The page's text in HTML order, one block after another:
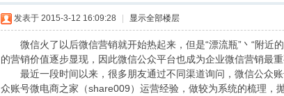
发表于 2015-3-12 16:09:28 显示全部楼层
微信火了以后微信营销就开始热起来，但是“漂流瓶”丶“附近
的营销价值逐步显现，因此微信公众平台也成为企业微信营销最重
最近一段时间以来，很多朋友通过不同渠道询问，微信公众账
众账号微电商之家（share009）运营经验，做较为系统的梳理，